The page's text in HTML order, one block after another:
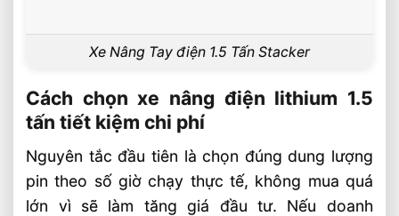
Xe Nâng Tay điện 1.5 Tấn Stacker
Cách chọn xe nâng điện lithium 1.5
tấn tiết kiệm chi phí
Nguyên tắc đầu tiên là chọn đúng dung lượng
pin theo số giờ chạy thực tế, không mua quá
lớn vì sẽ làm tăng giá đầu tư. Nếu doanh